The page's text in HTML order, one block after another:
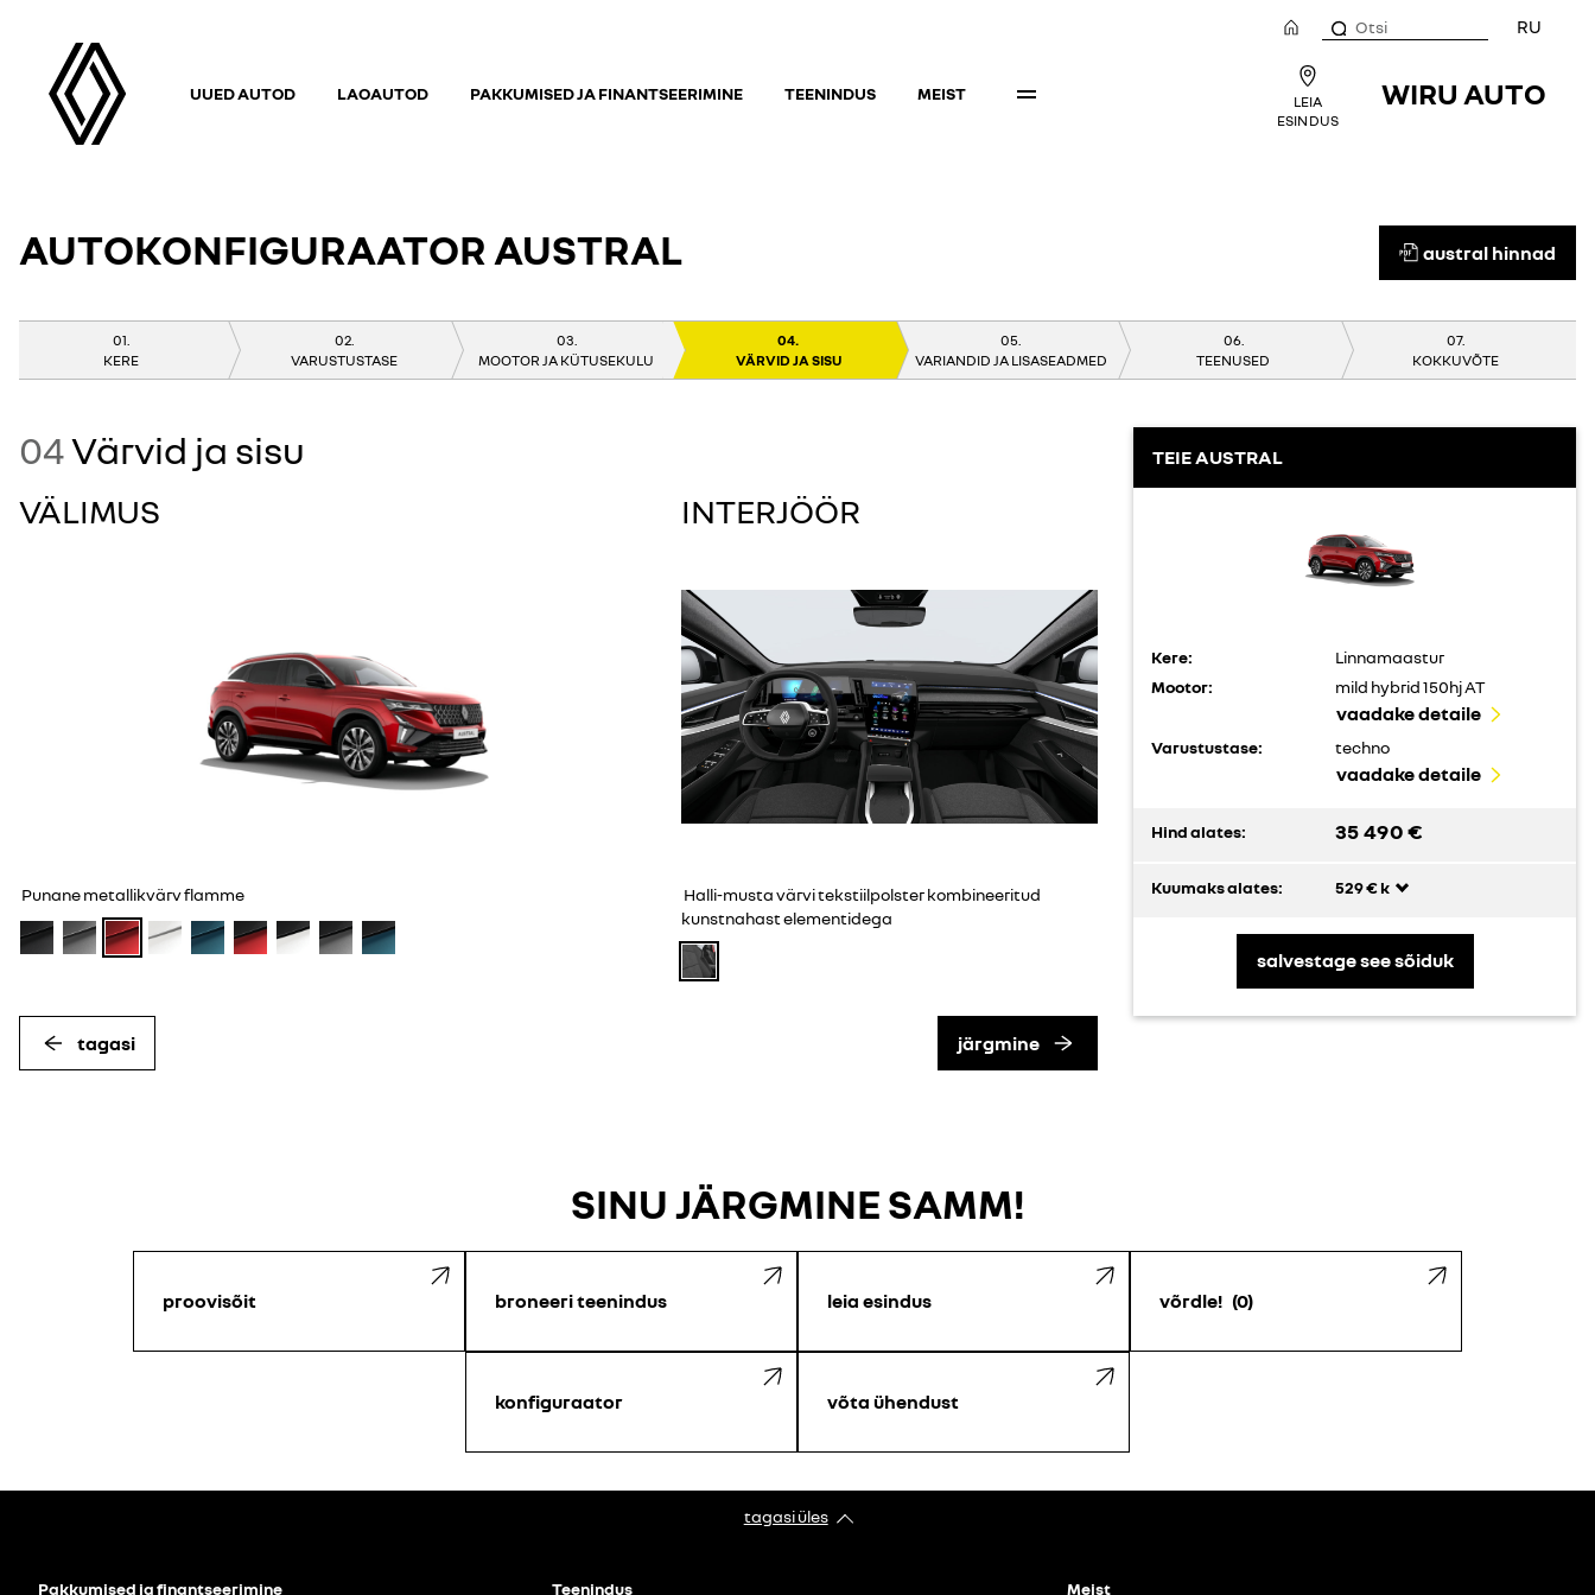
LEIA
ESINDUS
WIRU AUTO
UUED AUTOD LAOAUTOD PAKKUMISED JA FINANTSEERIMINE TEENINDUS MEIST
RU
AUTOKONFIGURAATOR AUSTRAL austral hinnad
KERE VARUSTUSTASE MOOTOR JA KÜTUSEKULU VÄRVID JA SISU VARIANDID JA LISASEADMED TEENUSED KOKKUVÕTE
04Värvid ja sisu
VÄLIMUS
Punane metallikvärv flamme
INTERJÖÖR
Halli-musta värvi tekstiilpolster kombineeritud
kunstnahast elementidega
tagasi järgmine
TEIE AUSTRAL
Kere:
Linnamaastur
Mootor:
mild hybrid 150hj AT
vaadake detaile
Varustustase: techno
vaadake detaile
Hind alates: 35 490 €
Kuumaks alates: 529 € k
salvestage see sõiduk
SINU JÄRGMINE SAMM!
proovisõit broneeri teenindus leia esindus võrdle! 0
konfiguraator võta ühendust
tagasi üles
Pakkumised ja finantseerimine Teenindus Meist